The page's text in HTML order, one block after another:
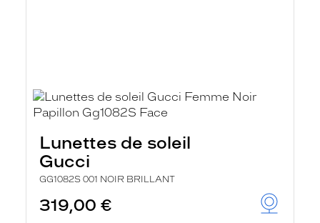
Lunettes de soleil
Gucci
GG1082S 001 NOIR BRILLANT
319,00 €